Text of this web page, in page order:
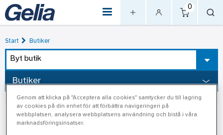
0
Start Butiker
Byt butik
Butiker
Genom att klicka på "Acceptera alla cookies" samtycker du till lagring
av cookies på din enhet för att förbättra navigeringen på
webbplatsen, analysera webbplatsens användning och bistå i våra
marknadsföringsinsatser.